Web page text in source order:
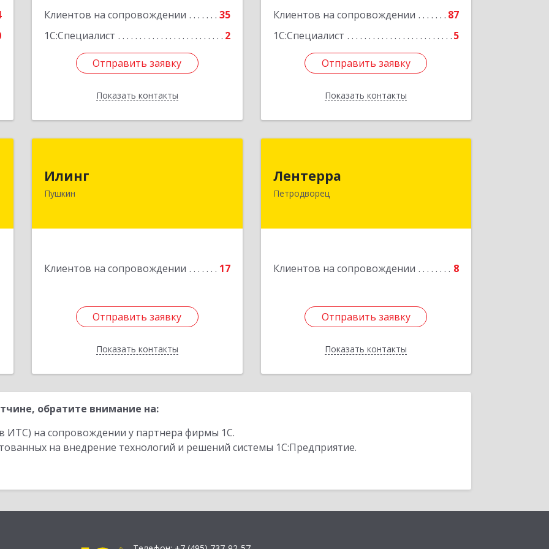
Клиентов на сопровождении
35
1С:Специалист
2
Отправить заявку
Показать контакты
Подробнее
Отправить заявку
Назад
Клиентов на сопровождении
87
1С:Специалист
5
Отправить заявку
Показать контакты
Отправить заявку
Назад
Илинг
Пушкин
Клиентов на сопровождении 17
Отправить заявку
Показать контакты
Удаловская ул, дом № 19, корпус 2,
Отправить заявку
Назад
Лентерра
Петродворец
Клиентов на сопровождении 8
Отправить заявку
Показать контакты
198517, Санкт-Петербург, Петергоф г,
Ропшинское шоссе, дом № 3, корпус 2,
Отправить заявку
Назад
обратите внимание на:
ИТС) на сопровождении у партнера фирмы 1С.
на внедрение технологий и решений системы 1С:Предприятие.